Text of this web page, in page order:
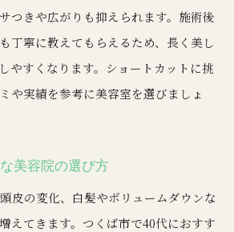
つきや広がりも抑えられます。施術後
丁寧に教えてもらえるため、長く美し
やすくなります。ショートカットに挑
や実績を参考に美容室を選びましょ
美容院の選び方
皮の変化、白髪やボリュームダウンな
えてきます。つくば市で40代におすす